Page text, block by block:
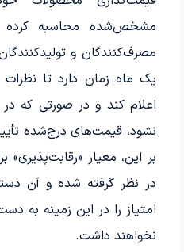
مشخص‌شده محاسبه کرده
مصرف‌کنندگان و
یک ماه زمان دارد تا
اعلام کند و در صورتی که
نشود، قیمت‌های درج‌شده
بر این، معیار
در نظر گرفته شده و آن
امتیاز را در این زمینه به
نخواهند داشت.